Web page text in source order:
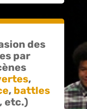
des
par
,
, battles
etc.)